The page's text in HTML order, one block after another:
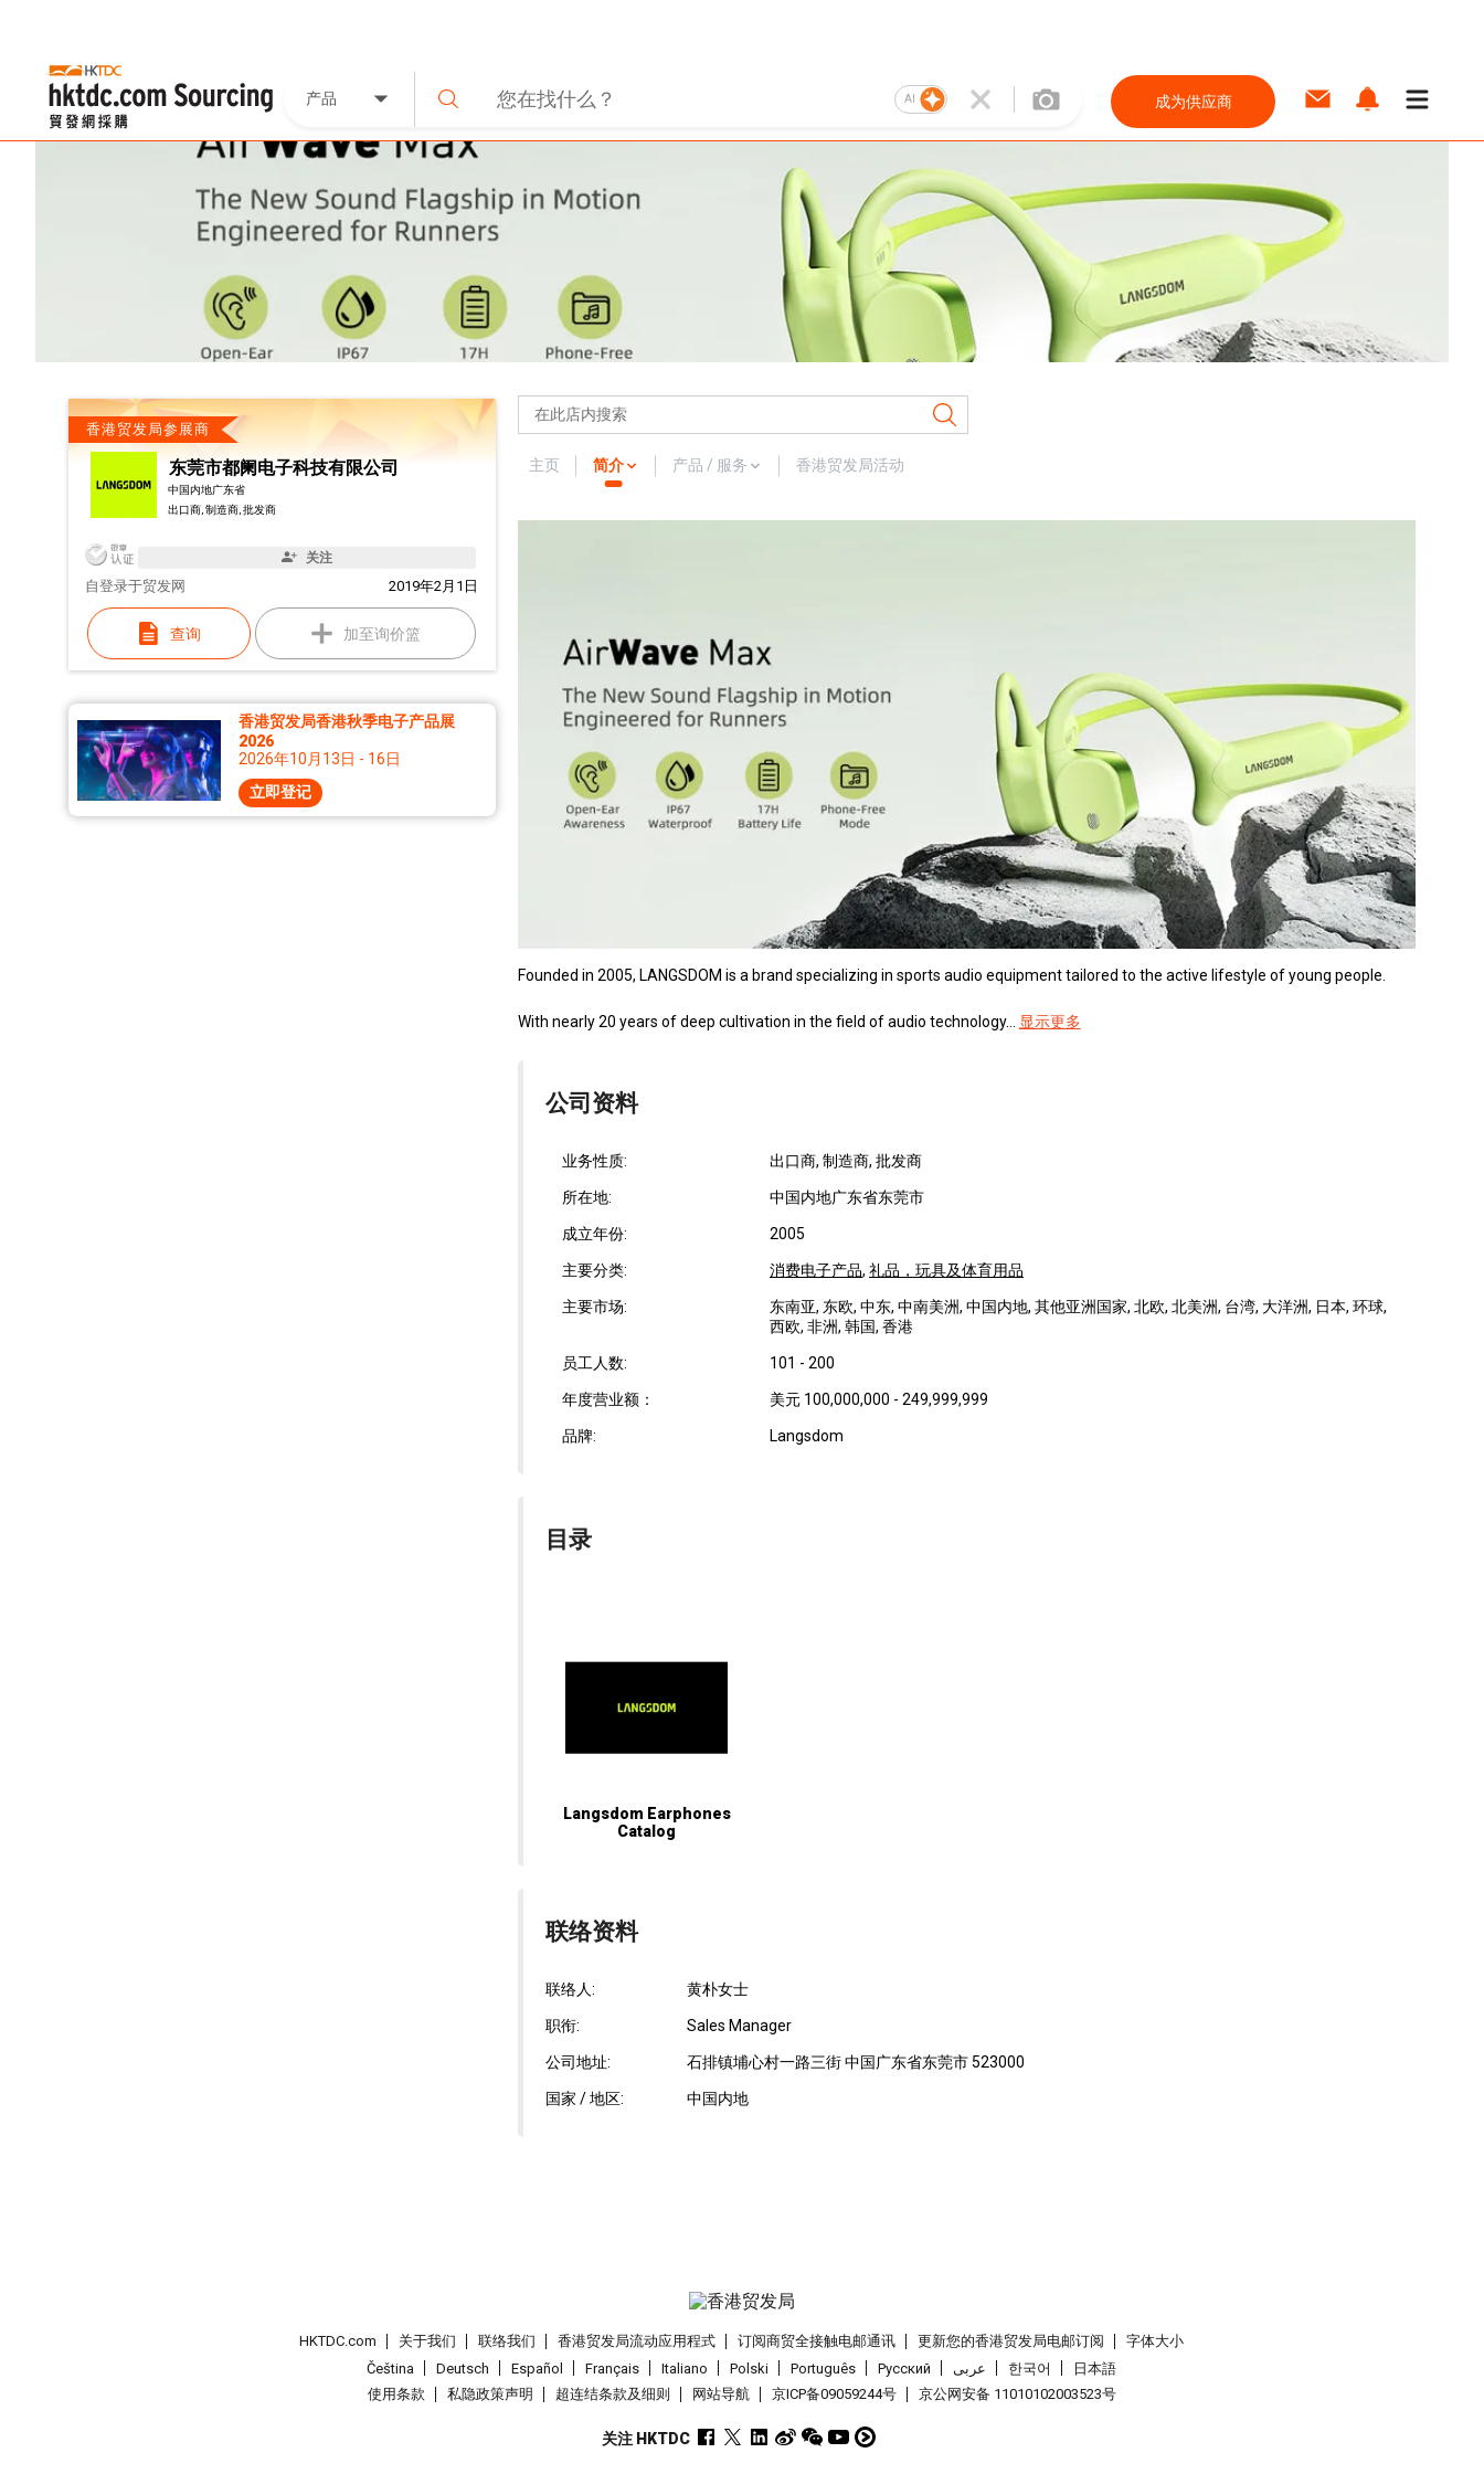
产品 AI 成为供应商
香港贸发局参展商
东莞市都阑电子科技有限公司
中国内地广东省
出口商, 制造商, 批发商
关注
自 2019年2月1日
登录于贸发网
查询 加至询价篮
香港贸发局香港秋季电子产品展
2026
2026年10月13日 - 16日
立即登记
主页 简介 产品 / 服务 香港贸发局活动
Founded in 2005, LANGSDOM is a brand specializing in sports audio equipment tailored to the active lifestyle of young people.
With nearly 20 years of deep cultivation in the field of audio technology... 显示更多
公司资料
业务性质: 出口商, 制造商, 批发商
所在地: 中国内地广东省东莞市
成立年份: 2005
主要分类: 消费电子产品, 礼品，玩具及体育用品
主要市场:
东南亚, 东欧, 中东, 中南美洲, 中国内地, 其他亚洲国家, 北欧, 北美洲, 台湾, 大洋洲, 日本, 环球,
西欧, 非洲, 韩国, 香港
员工人数: 101 - 200
年度营业额： 美元 100,000,000 - 249,999,999
品牌: Langsdom
目录
Langsdom Earphones
Catalog
联络资料
联络人: 黄朴女士
职衔: Sales Manager
公司地址: 石排镇埔心村一路三街 中国广东省东莞市 523000
国家 / 地区: 中国内地
HKTDC.com 关于我们 联络我们 香港贸发局流动应用程式 订阅商贸全接触电邮通讯 更新您的香港贸发局电邮订阅
字体大小
Čeština
Deutsch Español Français Italiano Polski Português Pусский عربى 한국어
日本語
使用条款
私隐政策声明 超连结条款及细则 网站导航 京ICP备09059244号 京公网安备 11010102003523号
关注 HKTDC